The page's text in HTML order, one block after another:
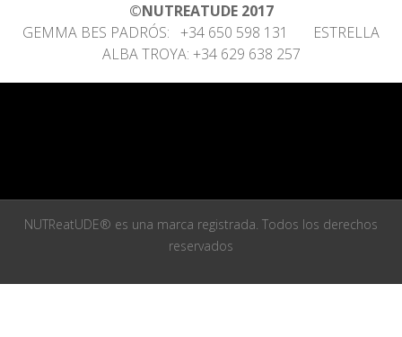
©NUTREATUDE 2017
GEMMA BES PADRÓS: +34 650 598 131 ESTRELLA
ALBA TROYA: +34 629 638 257
NUTReatUDE® es una marca registrada. Todos los derechos
reservados